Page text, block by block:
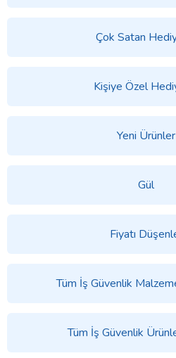
Çok Satan
Kişiye Özel
Yeni Ürünler
Gül
Fiyatı
Tüm İş Güvenlik
Tüm İş Güvenlik